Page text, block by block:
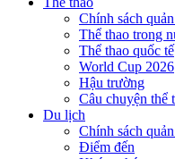
Chính sách
Thể thao trong
Thể thao quốc tế
World Cup 2026
Hậu trường
Câu chuyện thể
Du lịch
Chính sách
Điểm đến